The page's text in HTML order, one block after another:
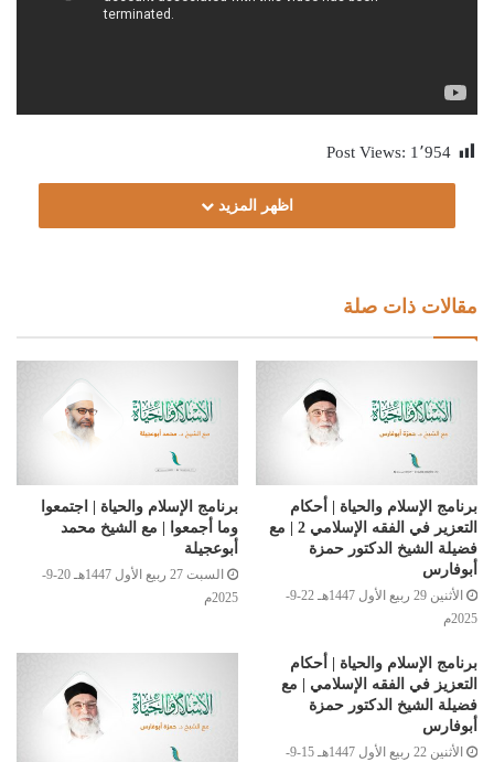
Post Views: 1٬954
اظهر المزيد
مقالات ذات صلة
برنامج الإسلام والحياة | أحكام
التعزير في الفقه الإسلامي 2 | مع
فضيلة الشيخ الدكتور حمزة
أبوفارس
الأثنين 29 ربيع الأول 1447هـ 22-9-
2025م
برنامج الإسلام والحياة | اجتمعوا
وما أجمعوا | مع الشيخ محمد
أبوعجيلة
السبت 27 ربيع الأول 1447هـ 20-9-
2025م
برنامج الإسلام والحياة | أحكام
التعزيز في الفقه الإسلامي | مع
فضيلة الشيخ الدكتور حمزة
أبوفارس
الأثنين 22 ربيع الأول 1447هـ 15-9-